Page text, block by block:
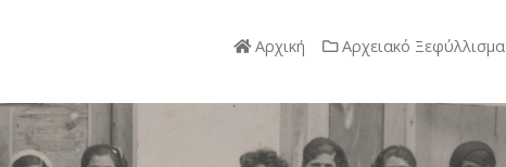
Αρχική Αρχειακό Ξεφύλλισμα